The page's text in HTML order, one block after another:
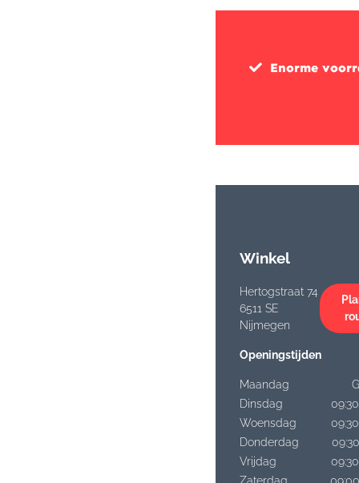
Enorme
Winkel
Hertogstraat 74
6511 SE
Nijmegen
Openingstijden
Maandag
Dinsdag
Woensdag
Donderdag
Vrijdag